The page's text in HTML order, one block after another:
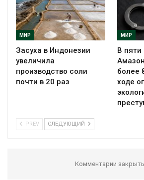
МИР
Засуха в Индонезии
увеличила
производство соли
почти в 20 раз
МИР
В пяти
более
ходе
PREV СЛЕДУЮЩИЙ
Комментарии